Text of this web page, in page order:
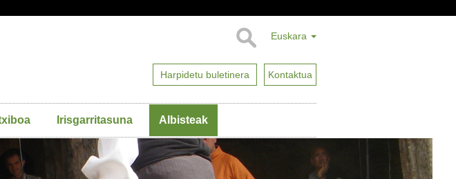
Euskara
Harpidetu buletinera Kontaktua
Irisgarritasuna Albisteak